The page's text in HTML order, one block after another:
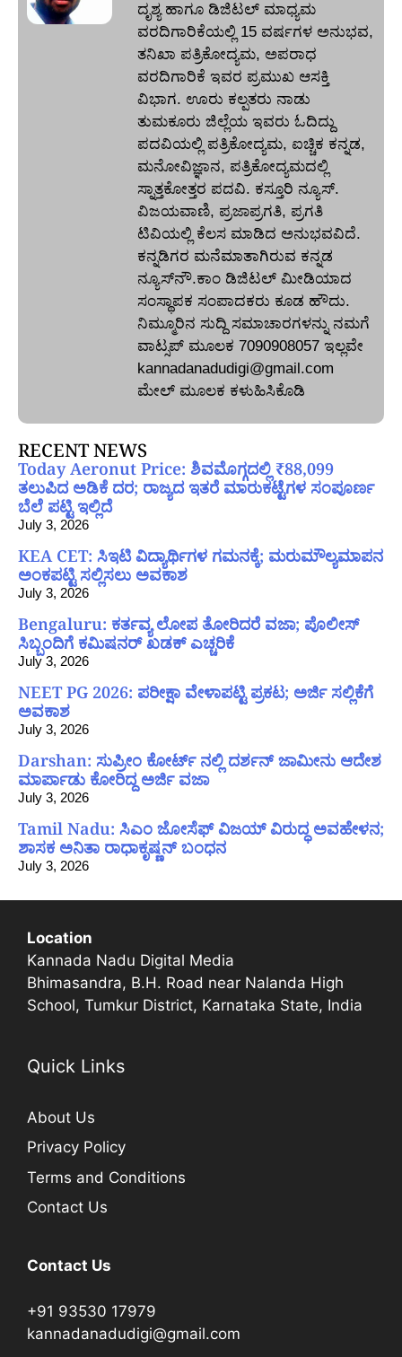
ದೃಶ್ಯ ಹಾಗೂ ಡಿಜಿಟಲ್ ಮಾಧ್ಯಮ
ವರದಿಗಾರಿಕೆಯಲ್ಲಿ 15 ವರ್ಷಗಳ ಅನುಭವ,
ತನಿಖಾ ಪತ್ರಿಕೋದ್ಯಮ, ಅಪರಾಧ
ವರದಿಗಾರಿಕೆ ಇವರ ಪ್ರಮುಖ ಆಸಕ್ತಿ
ವಿಭಾಗ. ಊರು ಕಲ್ಪತರು ನಾಡು
ತುಮಕೂರು ಜಿಲ್ಲೆಯ ಇವರು ಓದಿದ್ದು
ಪದವಿಯಲ್ಲಿ ಪತ್ರಿಕೋದ್ಯಮ, ಐಚ್ಚಿಕ ಕನ್ನಡ,
ಮನೋವಿಜ್ಞಾನ, ಪತ್ರಿಕೋದ್ಯಮದಲ್ಲಿ
ಸ್ನಾತ್ತಕೋತ್ತರ ಪದವಿ. ಕಸ್ತೂರಿ ನ್ಯೂಸ್‌.
ವಿಜಯವಾಣಿ, ಪ್ರಜಾಪ್ರಗತಿ, ಪ್ರಗತಿ
ಟಿವಿಯಲ್ಲಿ ಕೆಲಸ ಮಾಡಿದ ಅನುಭವವಿದೆ.
ಕನ್ನಡಿಗರ ಮನೆಮಾತಾಗಿರುವ ಕನ್ನಡ
ನ್ಯೂಸ್‌ನೌ.ಕಾಂ ಡಿಜಿಟಲ್‌ ಮೀಡಿಯಾದ
ಸಂಸ್ಥಾಪಕ ಸಂಪಾದಕರು ಕೂಡ ಹೌದು.
ನಿಮ್ಮೂರಿನ ಸುದ್ದಿ ಸಮಾಚಾರಗಳನ್ನು ನಮಗೆ
ವಾಟ್ಸಪ್‌ ಮೂಲಕ 7090908057 ಇಲ್ಲವೇ
kannadanadudigi@gmail.com
ಮೇಲ್‌ ಮೂಲಕ ಕಳುಹಿಸಿಕೊಡಿ
RECENT NEWS
Today Aeronut Price: ಶಿವಮೊಗ್ಗದಲ್ಲಿ ₹88,099
ತಲುಪಿದ ಅಡಿಕೆ ದರ; ರಾಜ್ಯದ ಇತರೆ ಮಾರುಕಟ್ಟೆಗಳ ಸಂಪೂರ್ಣ
ಬೆಲೆ ಪಟ್ಟಿ ಇಲ್ಲಿದೆ
July 3, 2026
KEA CET: ಸಿಇಟಿ ವಿದ್ಯಾರ್ಥಿಗಳ ಗಮನಕ್ಕೆ; ಮರುಮೌಲ್ಯಮಾಪನ
ಅಂಕಪಟ್ಟಿ ಸಲ್ಲಿಸಲು ಅವಕಾಶ
July 3, 2026
Bengaluru: ಕರ್ತವ್ಯ ಲೋಪ ತೋರಿದರೆ ವಜಾ; ಪೊಲೀಸ್
ಸಿಬ್ಬಂದಿಗೆ ಕಮಿಷನರ್ ಖಡಕ್ ಎಚ್ಚರಿಕೆ
July 3, 2026
NEET PG 2026: ಪರೀಕ್ಷಾ ವೇಳಾಪಟ್ಟಿ ಪ್ರಕಟ; ಅರ್ಜಿ ಸಲ್ಲಿಕೆಗೆ
ಅವಕಾಶ
July 3, 2026
Darshan: ಸುಪ್ರೀಂ ಕೋರ್ಟ್ ನಲ್ಲಿ ದರ್ಶನ್ ಜಾಮೀನು ಆದೇಶ
ಮಾರ್ಪಾಡು ಕೋರಿದ್ದ ಅರ್ಜಿ ವಜಾ
July 3, 2026
Tamil Nadu: ಸಿಎಂ ಜೋಸೆಫ್ ವಿಜಯ್ ವಿರುದ್ಧ ಅವಹೇಳನ;
ಶಾಸಕ ಅನಿತಾ ರಾಧಾಕೃಷ್ಣನ್ ಬಂಧನ
July 3, 2026
Location
Kannada Nadu Digital Media
Bhimasandra, B.H. Road near Nalanda High
School, Tumkur District, Karnataka State, India
Quick Links
About Us
Privacy Policy
Terms and Conditions
Contact Us
Contact Us
+91 93530 17979
kannadanadudigi@gmail.com